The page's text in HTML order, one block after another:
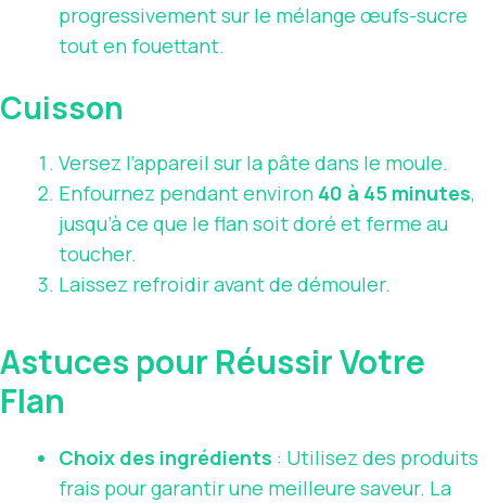
progressivement sur le mélange œufs-sucre
tout en fouettant.
Cuisson
Versez l’appareil sur la pâte dans le moule.
Enfournez pendant environ 40 à 45 minutes,
jusqu’à ce que le flan soit doré et ferme au
toucher.
Laissez refroidir avant de démouler.
Astuces pour Réussir Votre
Flan
Choix des ingrédients : Utilisez des produits
frais pour garantir une meilleure saveur. La